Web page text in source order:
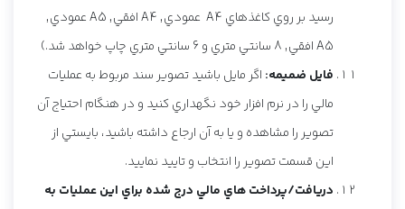
رسيد بر روي کاغذهاي A4 عمودي, A4 افقي, A5 عمودي,
A5 افقي, 8 سانتي متري و 6 سانتي متري چاپ خواهد شد.)
فايل ضميمه: اگر مايل باشيد تصوير سند مربوط به عمليات
مالي را در نرم افزار خود نگهداري کنيد و در هنگام احتياج آن
تصوير را مشاهده و يا به آن ارجاع داشته باشيد، بايستي از
اين قسمت تصوير را انتخاب و تاييد نماييد.
دريافت/پرداخت هاي مالي درج شده براي اين عمليات به